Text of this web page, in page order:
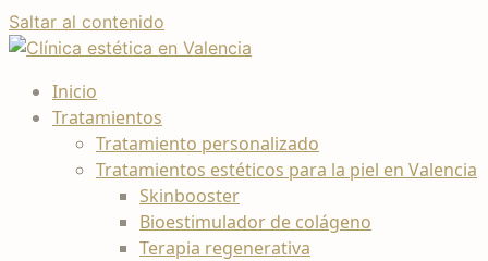
Saltar al contenido
Inicio
Tratamientos
Tratamiento personalizado
Tratamientos estéticos para la piel en Valencia
Skinbooster
Bioestimulador de colágeno
Terapia regenerativa